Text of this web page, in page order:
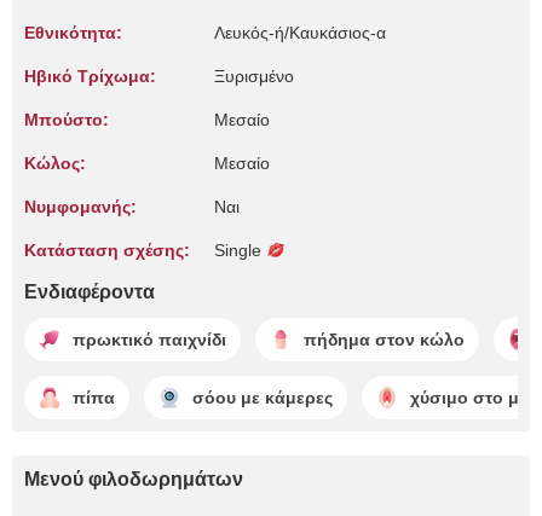
Εθνικότητα: Λευκός-ή/Καυκάσιος-α
Ηβικό Τρίχωμα: Ξυρισμένο
Μπούστο: Μεσαίο
Κώλος: Μεσαίο
Νυμφομανής: Ναι
Κατάσταση σχέσης: Single
Ενδιαφέροντα
πρωκτικό παιχνίδι πήδημα στον κώλο
πίπα σόου με κάμερες χύσιμο στο
Μενού φιλοδωρημάτων